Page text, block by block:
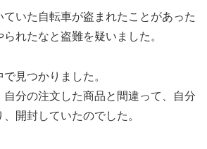
いた自転車が盗まれたことがあった
れたなと盗難を疑いました。
見つかりました。
分の注文した商品と間違って、自分
開封していたのでした。